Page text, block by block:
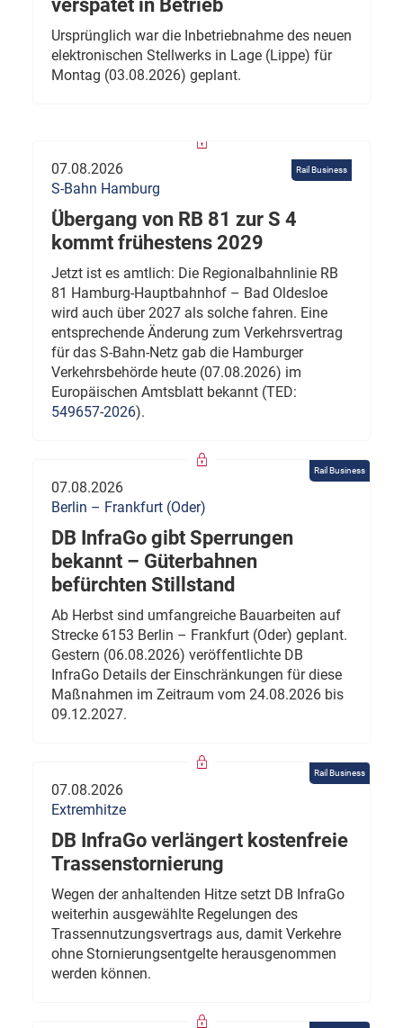
verspätet in Betrieb
Ursprünglich war die Inbetriebnahme des neuen
elektronischen Stellwerks in Lage (Lippe) für
Montag (03.08.2026) geplant.
Rail Business
07.08.2026
S-Bahn Hamburg
Übergang von RB 81 zur S 4
kommt frühestens 2029
Jetzt ist es amtlich: Die Regionalbahnlinie RB
81 Hamburg-Hauptbahnhof – Bad Oldesloe
wird auch über 2027 als solche fahren. Eine
entsprechende Änderung zum Verkehrsvertrag
für das S-Bahn-Netz gab die Hamburger
Verkehrsbehörde heute (07.08.2026) im
Europäischen Amtsblatt bekannt (TED:
549657-2026).
Rail Business
07.08.2026
Berlin – Frankfurt (Oder)
DB InfraGo gibt Sperrungen
bekannt – Güterbahnen
befürchten Stillstand
Ab Herbst sind umfangreiche Bauarbeiten auf
Strecke 6153 Berlin – Frankfurt (Oder) geplant.
Gestern (06.08.2026) veröffentlichte DB
InfraGo Details der Einschränkungen für diese
Maßnahmen im Zeitraum vom 24.08.2026 bis
09.12.2027.
Rail Business
07.08.2026
Extremhitze
DB InfraGo verlängert kostenfreie
Trassenstornierung
Wegen der anhaltenden Hitze setzt DB InfraGo
weiterhin ausgewählte Regelungen des
Trassennutzungsvertrags aus, damit Verkehre
ohne Stornierungsentgelte herausgenommen
werden können.